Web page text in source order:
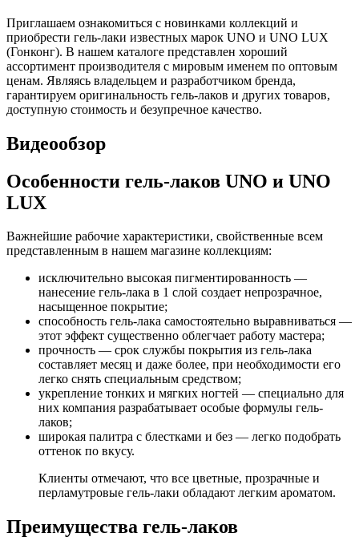
Приглашаем ознакомиться с новинками коллекций и
приобрести гель-лаки известных марок UNO и UNO LUX
(Гонконг). В нашем каталоге представлен хороший
ассортимент производителя с мировым именем по оптовым
ценам. Являясь владельцем и разработчиком бренда,
гарантируем оригинальность гель-лаков и других товаров,
доступную стоимость и безупречное качество.
Видеообзор
Особенности гель-лаков UNO и UNO
LUX
Важнейшие рабочие характеристики, свойственные всем
представленным в нашем магазине коллекциям:
исключительно высокая пигментированность —
нанесение гель-лака в 1 слой создает непрозрачное,
насыщенное покрытие;
способность гель-лака самостоятельно выравниваться —
этот эффект существенно облегчает работу мастера;
прочность — срок службы покрытия из гель-лака
составляет месяц и даже более, при необходимости его
легко снять специальным средством;
укрепление тонких и мягких ногтей — специально для
них компания разрабатывает особые формулы гель-
лаков;
широкая палитра с блестками и без — легко подобрать
оттенок по вкусу.
Клиенты отмечают, что все цветные, прозрачные и
перламутровые гель-лаки обладают легким ароматом.
Преимущества гель-лаков